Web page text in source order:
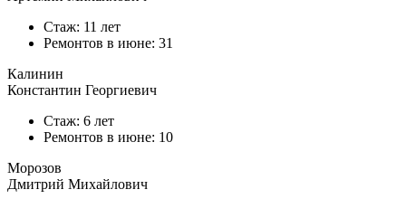
Стаж: 11 лет
Ремонтов в июне: 31
Калинин
Константин Георгиевич
Стаж: 6 лет
Ремонтов в июне: 10
Морозов
Дмитрий Михайлович